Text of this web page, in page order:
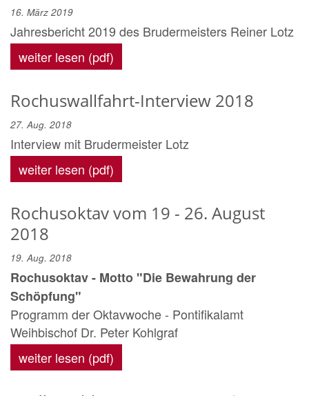
16. März 2019
Jahresbericht 2019 des Brudermeisters Reiner Lotz
weiter lesen (pdf)
Rochuswallfahrt-Interview 2018
27. Aug. 2018
Interview mit Brudermeister Lotz
weiter lesen (pdf)
Rochusoktav vom 19 - 26. August
2018
19. Aug. 2018
Rochusoktav - Motto "Die Bewahrung der
Schöpfung"
Programm der Oktavwoche - Pontifikalamt
Weihbischof Dr. Peter Kohlgraf
weiter lesen (pdf)